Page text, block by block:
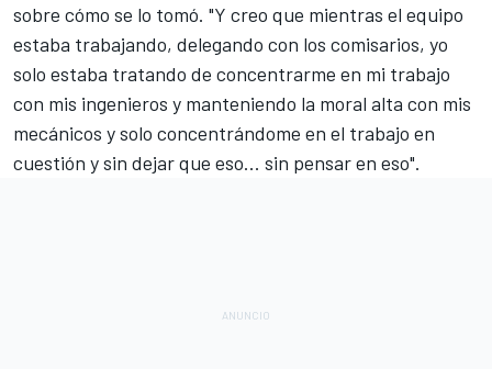
sobre cómo se lo tomó. "Y creo que mientras el equipo
estaba trabajando, delegando con los comisarios, yo
solo estaba tratando de concentrarme en mi trabajo
con mis ingenieros y manteniendo la moral alta con mis
mecánicos y solo concentrándome en el trabajo en
cuestión y sin dejar que eso... sin pensar en eso".